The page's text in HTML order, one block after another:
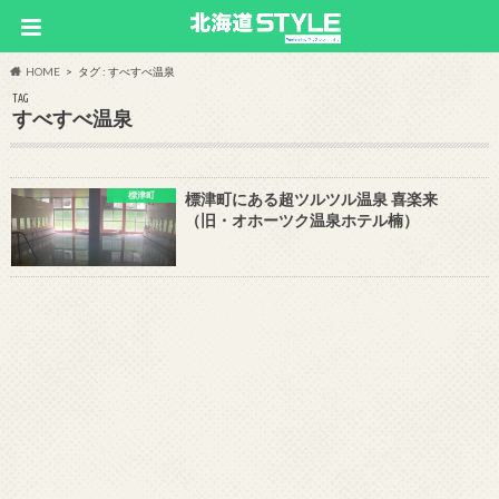
HOME タグ : すべすべ温泉
TAG
すべすべ温泉
標津町
標津町にある超ツルツル温泉 喜楽来
（旧・オホーツク温泉ホテル楠）